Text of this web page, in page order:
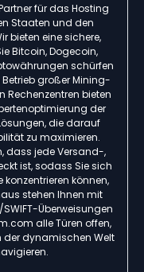
für das Hosting
Staaten und den
bieten eine sichere,
Bitcoin, Dogecoin,
schürfen
großer Mining-
Rechenzentren bieten
der
die darauf
zu maximieren.
dass jede Versand-,
ist, sodass Sie sich
können,
stehen Ihnen mit
Überweisungen
alle Türen offen,
der dynamischen Welt